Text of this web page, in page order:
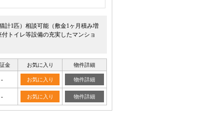
計1匹）相談可能（敷金1ヶ月積み増
トイレ等設備の充実したマンショ
金 お気に入り 物件詳細
- お気に入り 物件詳細
- お気に入り 物件詳細